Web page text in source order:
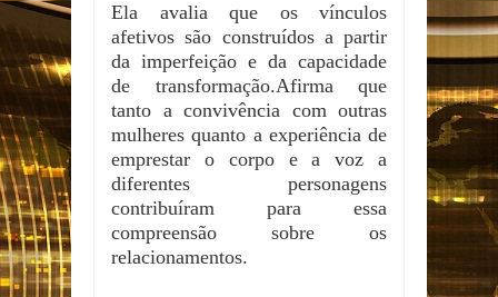
Ela avalia que os vínculos
afetivos são construídos a partir
da imperfeição e da capacidade
de transformação.Afirma que
tanto a convivência com outras
mulheres quanto a experiência de
emprestar o corpo e a voz a
diferentes personagens
contribuíram para essa
compreensão sobre os
relacionamentos.